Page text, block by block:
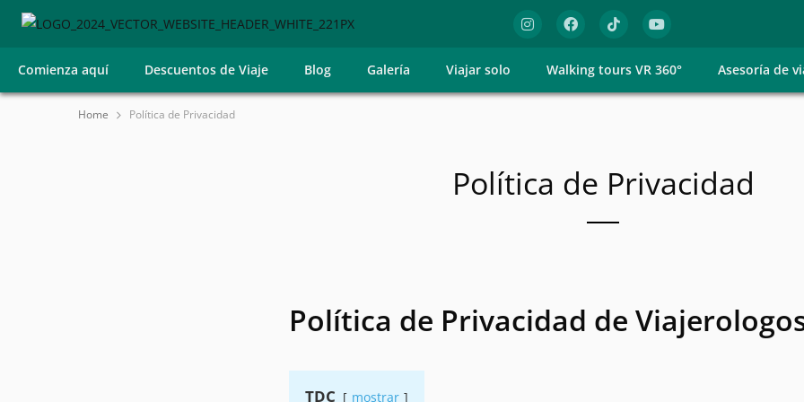
Comienza aquí Descuentos de Viaje Blog Galería Viajar solo Walking tours VR 360° Asesoría de
Home Política de Privacidad
Política de Privacidad
Política de Privacidad de
TDC mostrar